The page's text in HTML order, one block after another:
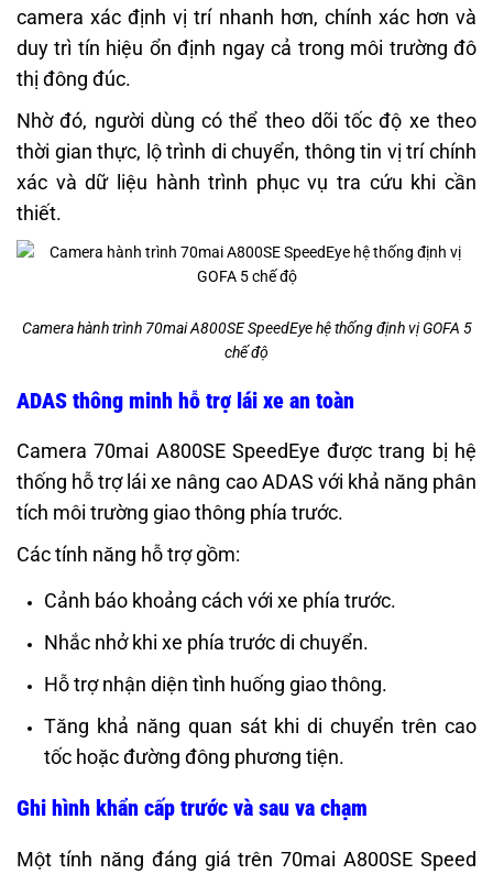
camera xác định vị trí nhanh hơn, chính xác hơn và
duy trì tín hiệu ổn định ngay cả trong môi trường đô
thị đông đúc.
Nhờ đó, người dùng có thể theo dõi tốc độ xe theo
thời gian thực, lộ trình di chuyển, thông tin vị trí chính
xác và dữ liệu hành trình phục vụ tra cứu khi cần
thiết.
Camera hành trình 70mai A800SE SpeedEye hệ thống định vị GOFA 5
chế độ
ADAS thông minh hỗ trợ lái xe an toàn
Camera 70mai A800SE SpeedEye được trang bị hệ
thống hỗ trợ lái xe nâng cao ADAS với khả năng phân
tích môi trường giao thông phía trước.
Các tính năng hỗ trợ gồm:
Cảnh báo khoảng cách với xe phía trước.
Nhắc nhở khi xe phía trước di chuyển.
Hỗ trợ nhận diện tình huống giao thông.
Tăng khả năng quan sát khi di chuyển trên cao
tốc hoặc đường đông phương tiện.
Ghi hình khẩn cấp trước và sau va chạm
Một tính năng đáng giá trên 70mai A800SE Speed